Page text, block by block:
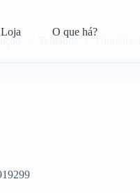
Loja O que há?
Telhados